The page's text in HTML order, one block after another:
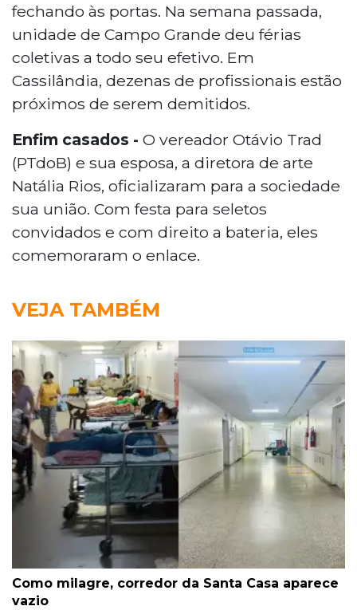
fechando às portas. Na semana passada,
unidade de Campo Grande deu férias
coletivas a todo seu efetivo. Em
Cassilândia, dezenas de profissionais estão
próximos de serem demitidos.
Enfim casados - O vereador Otávio Trad
(PTdoB) e sua esposa, a diretora de arte
Natália Rios, oficializaram para a sociedade
sua união. Com festa para seletos
convidados e com direito a bateria, eles
comemoraram o enlace.
VEJA TAMBÉM
Como milagre, corredor da Santa Casa aparece
vazio